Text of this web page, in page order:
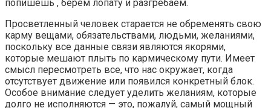
попишешь , берем лопату и разгребаем.
Просветленный человек старается не обременять свою
карму вещами, обязательствами, людьми, желаниями,
поскольку все данные связи являются якорями,
которые мешают плыть по кармическому пути. Имеет
смысл пересмотреть все, что нас окружает, когда
отсутствует движение или появился конкретный блок.
Особое внимание следует уделить желаниям, которые
долго не исполняются — это, пожалуй, самый мощный